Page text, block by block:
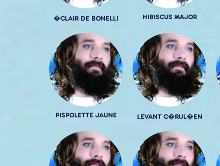
�CLAIR DE BONELLI HIBISCUS MAJOR
PISPOLETTE JAUNE LEVANT C�RUL�EN